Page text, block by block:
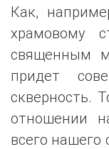
Как,
храмовому
священным
придет
скверность.
отношении
всего нашего